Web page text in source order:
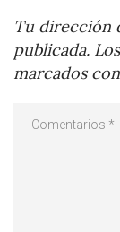
Tu dirección
publicada.
marcados con